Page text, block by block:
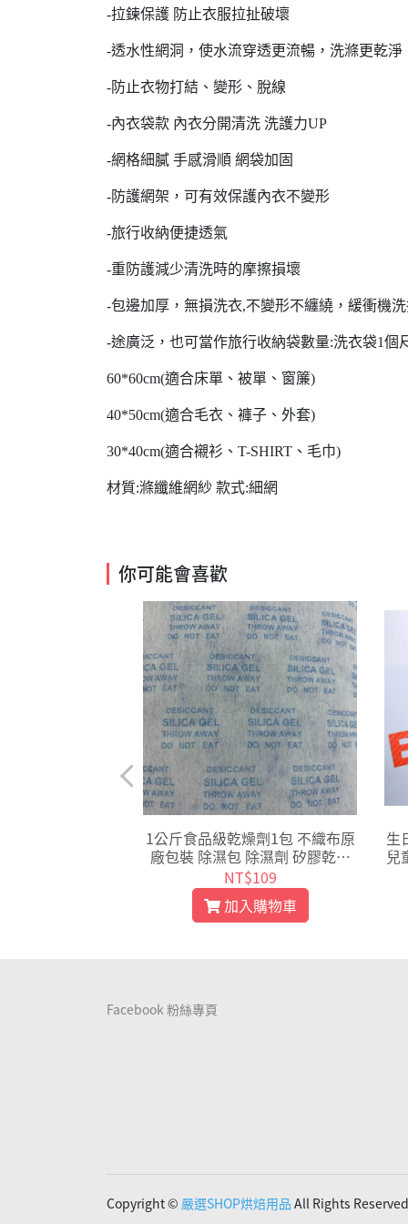
-拉鍊保護 防止衣服拉扯破壞
-透水性網洞，使水流穿透更流暢，洗滌更乾淨
-防止衣物打結、變形、脫線
-內衣袋款 內衣分開清洗 洗護力UP
-網格細膩 手感滑順 網袋加固
-防護網架，可有效保護內衣不變形
-旅行收納便捷透氣
-重防護減少清洗時的摩擦損壞
-包邊加厚，無損洗衣,不變形不纏繞，緩衝機
-途廣泛，也可當作旅行收納袋數量:洗衣袋1個
60*60cm(適合床單、被單、窗簾)
40*50cm(適合毛衣、褲子、外套)
30*40cm(適合襯衫、T-SHIRT、毛巾)
材質:滌纖維網紗 款式:細網
你可能會喜歡
1公斤食品級乾燥劑1包 不織布原
廠包裝 除濕包 除濕劑 矽膠乾燥
劑 水玻璃 乾燥包 保鮮包【K11
9】
NT$109
加入購物車
生
兒
Facebook 粉絲專頁
Copyright © 嚴選SHOP烘焙用品 All Rights